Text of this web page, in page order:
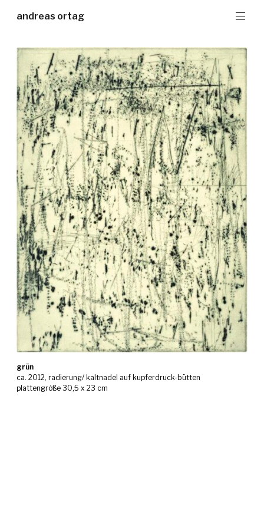
Inhalt
andreas ortag
grün
ca. 2012, radierung/ kaltnadel auf kupferdruck-bütten
plattengröße 30,5 x 23 cm